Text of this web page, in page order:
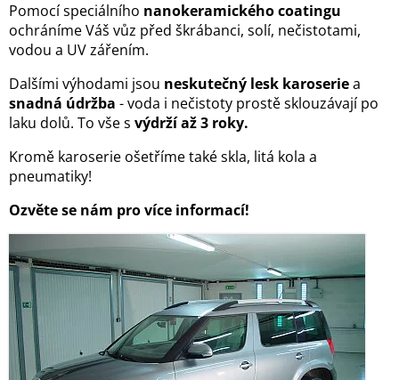
Pomocí speciálního nanokeramického coatingu
ochráníme Váš vůz před škrábanci, solí, nečistotami,
vodou a UV zářením.
Dalšími výhodami jsou neskutečný lesk karoseriea
snadná údržba - voda i nečistoty prostě sklouzávají po
laku dolů. To vše s výdrží až 3 roky.
Kromě karoserie ošetříme také skla, litá kola a
pneumatiky!
Ozvěte se nám pro více informací!